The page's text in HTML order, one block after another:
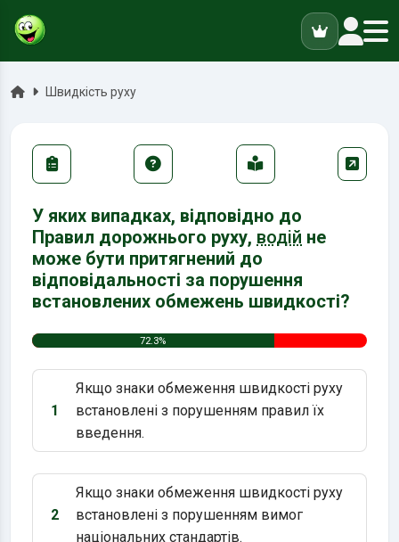
ГоловнаШвидкість руху
У яких випадках, відповідно до
Правил дорожнього руху, водій не
може бути притягнений до
відповідальності за порушення
встановлених обмежень швидкості?
72.3%
Варіант 1:
1
Якщо знаки обмеження швидкості руху
встановлені з порушенням правил їх
введення.
Варіант 2:
2
Якщо знаки обмеження швидкості руху
встановлені з порушенням вимог
національних стандартів.